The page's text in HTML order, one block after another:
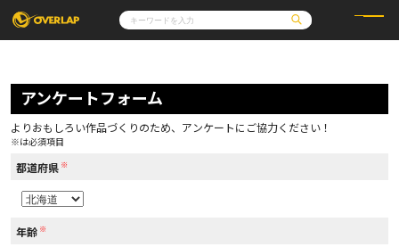
コミック
コミックガルド
コミッククリエ
LiQulle
ラブパルフェ
ライトノベル
ロサージュノベルス
その他
コミックエッセイ
通販・NEWS
OVERLAP STORE
アクセス
オーバーラップホールディングス
アンケートフォーム
よりおもしろい作品づくりのため、アンケートにご協力ください！
※は必須項目
都道府県 ※
年齢 ※